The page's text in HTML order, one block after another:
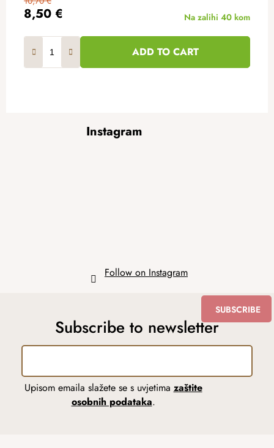
8,50 €
Na zalihi 40 kom
ADD TO CART
Instagram
Follow on Instagram
Subscribe to newsletter
Upisom emaila slažete se s uvjetima zaštite
osobnih podataka.
SUBSCRIBE